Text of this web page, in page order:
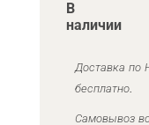
В
наличии
Доставка по
бесплатно.
Самовывоз